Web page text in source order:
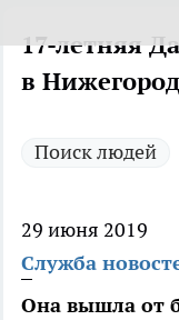
17-летняя
в
Поиск людей
29 июня 2019
Служба
Она вышла от